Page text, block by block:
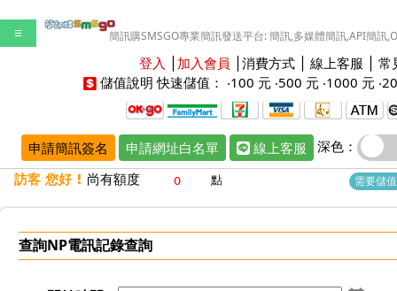
☰ 簡訊購SMSGO專業簡訊發送平台: 簡訊,多媒體簡訊,API簡訊
登入 加入會員 消費方式 線上客服
常
儲值說明 快速儲值： ‧100 元 ‧500 元 ‧1000 元 ‧
申請簡訊簽名 申請網址白名單 線上客服 深色：
訪客 您好 ! 尚有額度 點 需要儲
查詢NP電訊記錄查詢